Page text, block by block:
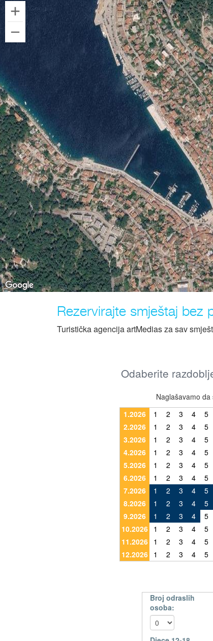
Rezervirajte smještaj bez
Turistička agencija artMedias za sav
Odaberite
Naglašavamo
1.2026
1 2 3 4 5
2.2026
1 2 3 4 5
3.2026
1 2 3 4 5
4.2026
1 2 3 4 5
5.2026
1 2 3 4 5
6.2026
1 2 3 4 5
7.2026
1 2 3 4 5
8.2026
1 2 3 4 5
9.2026
1 2 3 4 5
10.2026
1 2 3 4 5
11.2026
1 2 3 4 5
12.2026
1 2 3 4 5
Broj odraslih
osoba: